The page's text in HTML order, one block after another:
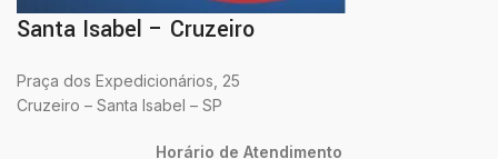
Santa Isabel – Cruzeiro
Praça dos Expedicionários, 25
Cruzeiro – Santa Isabel – SP
Horário de Atendimento